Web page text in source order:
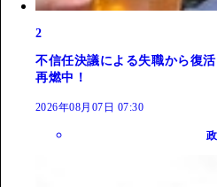
2
不信任決議による失職から復
再燃中！
2026年08月07日 07:30